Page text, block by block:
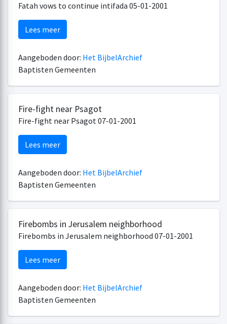
Fatah vows to continue intifada 05-01-2001
Lees meer
Aangeboden door: Het BijbelArchief
Baptisten Gemeenten
Fire-fight near Psagot
Fire-fight near Psagot 07-01-2001
Lees meer
Aangeboden door: Het BijbelArchief
Baptisten Gemeenten
Firebombs in Jerusalem neighborhood
Firebombs in Jerusalem neighborhood 07-01-2001
Lees meer
Aangeboden door: Het BijbelArchief
Baptisten Gemeenten